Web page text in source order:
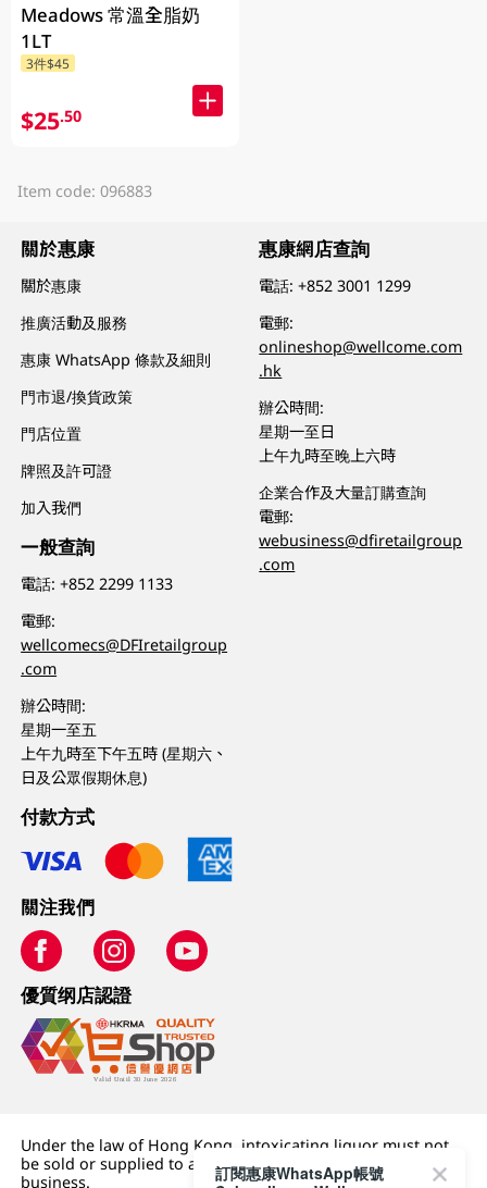
Meadows 常溫全脂奶
1LT
3件$45
$25.50
Item code: 096883
關於惠康
關於惠康
推廣活動及服務
惠康 WhatsApp 條款及細則
門市退/換貨政策
門店位置
牌照及許可證
加入我們
一般查詢
電話:+852 2299 1133
電郵:
wellcomecs@DFIretailgroup
.com
辦公時間:
星期一至五
上午九時至下午五時 (星期六、
日及公眾假期休息)
惠康網店查詢
電話:+852 3001 1299
電郵:
onlineshop@wellcome.com
.hk
辦公時間:
星期一至日
上午九時至晚上六時
企業合作及大量訂購查詢
電郵:
webusiness@dfiretailgroup
.com
付款方式
關注我們
優質纲店認證
Under the law of Hong Kong, intoxicating liquor must not
be sold or supplied to a minor (under 18) in the course of
business.
訂閱惠康WhatsApp帳號